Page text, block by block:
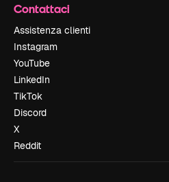
Contattaci
Assistenza clienti
Instagram
YouTube
LinkedIn
TikTok
Discord
X
Reddit